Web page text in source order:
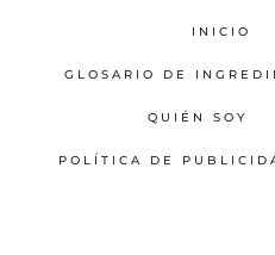
INICIO
GLOSARIO DE
QUIÉN SOY
POLÍTICA DE